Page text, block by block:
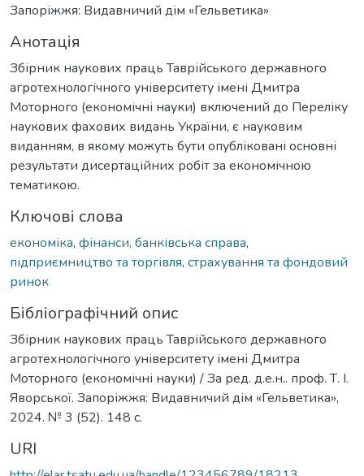
Запоріжжя: Видавничий дім «Гельветика»
Анотація
Збірник наукових праць Таврійського державного
агротехнологічного університету імені Дмитра
Моторного (економічні науки) включений до Переліку
наукових фахових видань України, є науковим
виданням, в якому можуть бути опубліковані основні
результати дисертаційних робіт за економічною
тематикою.
Ключові слова
економіка, фінанси, банківська справа,
підприємництво та торгівля, страхування та фондовий
ринок
Бібліографічний опис
Збірник наукових праць Таврійського державного
агротехнологічного університету імені Дмитра
Моторного (економічні науки) / За ред. д.е.н.. проф. Т. І.
Яворської. Запоріжжя: Видавничий дім «Гельветика»,
2024. № 3 (52). 148 с.
URI